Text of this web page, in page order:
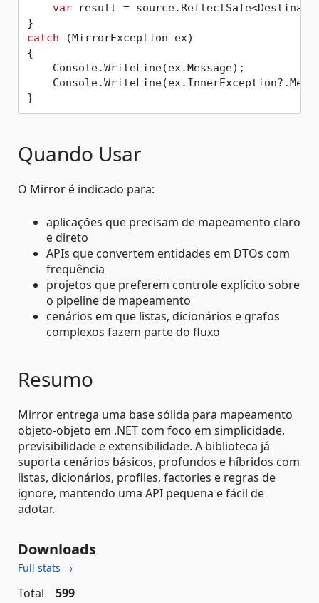
var result =
catch (MirrorException ex)
{
    Console.WriteLine(ex.Message);
Quando Usar
O Mirror é indicado para:
aplicações que precisam de mapeamento claro
e direto
APIs que convertem entidades em DTOs com
frequência
projetos que preferem controle explícito sobre
o pipeline de mapeamento
cenários em que listas, dicionários e grafos
complexos fazem parte do fluxo
Resumo
Mirror entrega uma base sólida para mapeamento
objeto-objeto em .NET com foco em simplicidade,
previsibilidade e extensibilidade. A biblioteca já
suporta cenários básicos, profundos e híbridos com
listas, dicionários, profiles, factories e regras de
ignore, mantendo uma API pequena e fácil de
adotar.
Downloads
Full stats →
Total
599